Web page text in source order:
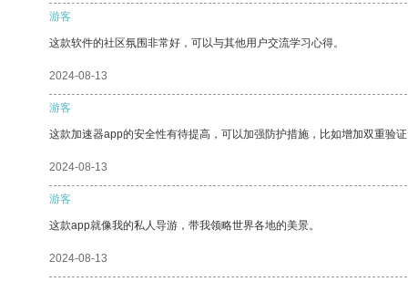
游客
这款软件的社区氛围非常好，可以与其他用户交流学习心得。
2024-08-13
游客
这款加速器app的安全性有待提高，可以加强防护措施，比如增加双重验
2024-08-13
游客
这款app就像我的私人导游，带我领略世界各地的美景。
2024-08-13